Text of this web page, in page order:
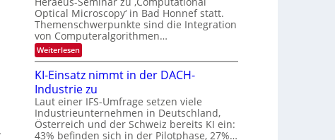
n
d
B
i
l
d
v
e
r
a
e
n
k
t
e
n
s
m
e
l
d
e
t
s
t
a
r
k
Optical Microscopy‘ in Bad Honnef statt.
Themenschwerpunkte sind die Integration
von Computeralgorithmen…
Weiterlesen:
8
9
.
W
E
-
H
KI-Einsatz nimmt in der DACH-
Industrie zu
Laut einer IFS-Umfrage setzen viele
Industrieunternehmen in Deutschland,
Österreich und der Schweiz bereits KI ein:
43% befinden sich in der Pilotphase, 27%…